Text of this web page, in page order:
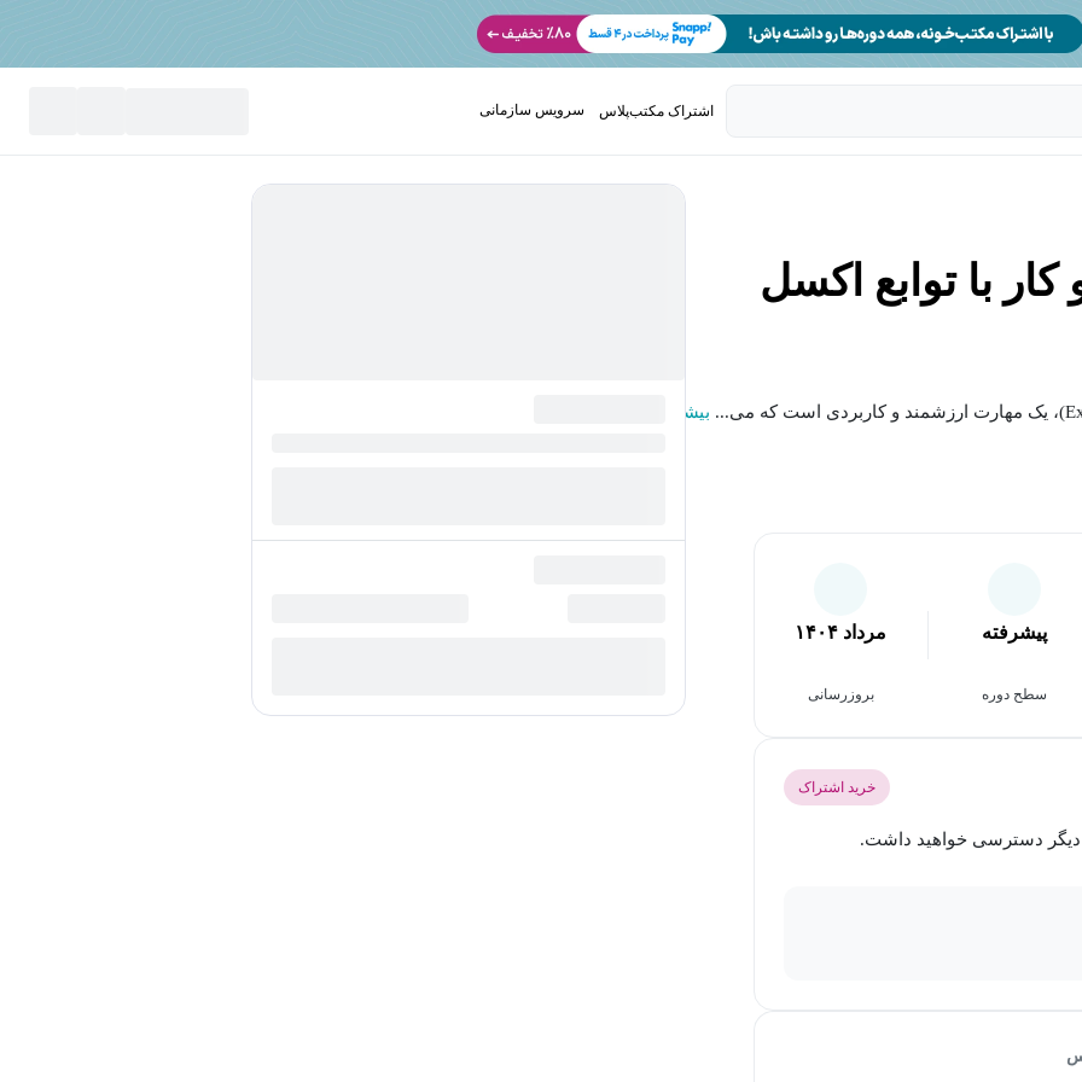
اشتراک مکتب‌پلاس سرویس سازمانی
با توابع اکسل
بیشتر
پیشرفته
سطح دوره بروزرسانی
مرداد ۱۴۰۴
خرید اشتراک